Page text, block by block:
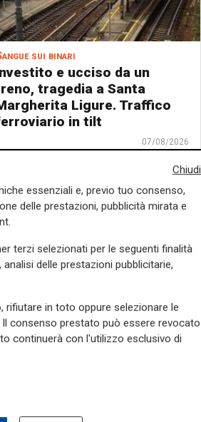
sui binari
e ucciso da un
tragedia a Santa
Ligure. Traffico
in tilt
07/08/2026
Chiudi
essenziali e, previo tuo consenso,
delle prestazioni, pubblicità mirata e
terzi selezionati per le seguenti finalità
delle prestazioni pubblicitarie,
in toto oppure selezionare le
consenso prestato può essere revocato
continuerà con l'utilizzo esclusivo di